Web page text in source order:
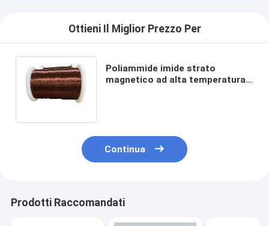
Ottieni Il Miglior Prezzo Per
Poliammide imide strato
magnetico ad alta temperatura
Continua
Prodotti Raccomandati